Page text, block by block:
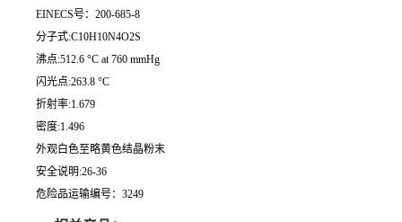
EINECS号：200-685-8
分子式:C10H10N4O2S
沸点:512.6 °C at 760 mmHg
闪光点:263.8 °C
折射率:1.679
密度:1.496
外观白色至略黄色结晶粉末
安全说明:26-36
危险品运输编号：3249